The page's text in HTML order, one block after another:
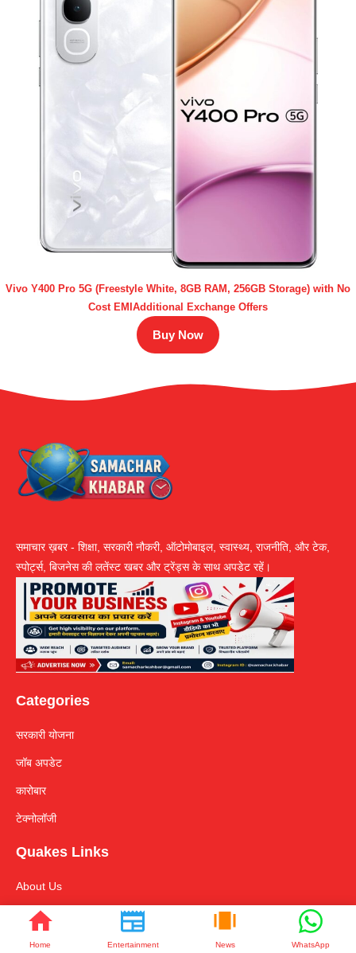
Home Entertainment News WhatsApp
Vivo Y400 Pro 5G (Freestyle White, 8GB RAM, 256GB Storage) with No
Cost EMIAdditional Exchange Offers
Buy Now
समाचार ख़बर - शिक्षा, सरकारी नौकरी, ऑटोमोबाइल, स्वास्थ्य, राजनीति, और टेक,
स्पोर्ट्स, बिजनेस की लतेंस्ट खबर और ट्रेंड्स के साथ अपडेट रहें।
Categories
सरकारी योजना
जॉब अपडेट
कारोबार
टेक्नोलॉजी
Quakes Links
About Us
Contact Us
Disclaimer